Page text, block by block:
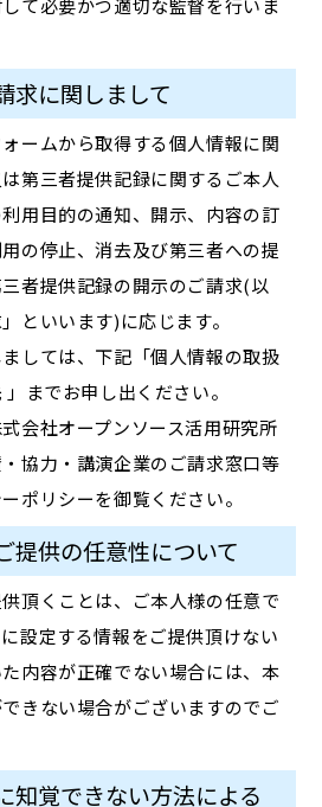
て必要かつ適切な監督を行いま
求に関しまして
ームから取得する個人情報に関
第三者提供記録に関するご本人
用目的の通知、開示、内容の訂
の停止、消去及び第三者への提
者提供記録の開示のご請求(以
といいます)に応じます。
しては、下記「個人情報の取扱
までお申し出ください。
会社オープンソース活用研究所
協力・講演企業のご請求窓口等
ポリシーを御覧ください。
提供の任意性について
頂くことは、ご本人様の任意で
設定する情報をご提供頂けない
内容が正確でない場合には、本
きない場合がございますのでご
知覚できない方法による